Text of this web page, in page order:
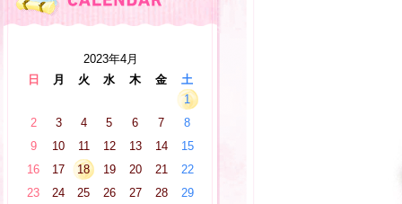
2023年4月
日
月 火 水 木 金
土
1
2
3 4 5 6 7
8
9
10 11 12 13 14
15
16
17 18 19 20 21
22
23
24 25 26 27 28
29